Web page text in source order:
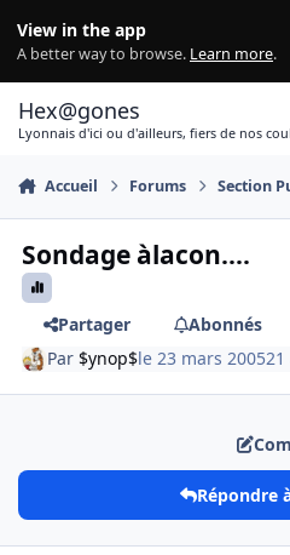
View in the app
A better way to browse. Learn more.
Hex@gones
Lyonnais d'ici ou d'ailleurs, fiers de nos
Accueil Forums Section
Sondage àlacon....
Partager
Abonnés
Par $ynop$le 23 mars 200521
Répondre